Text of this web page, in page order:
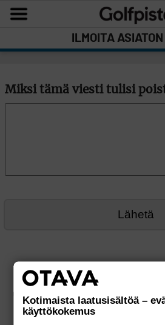
ILMOITA
Miksi tämä viesti tulisi
Kotimaista laatusisältöä –
käyttökokemus